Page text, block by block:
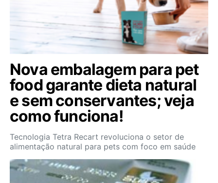
Nova embalagem para pet
food garante dieta natural
e sem conservantes; veja
como funciona!
Tecnologia Tetra Recart revoluciona o setor de
alimentação natural para pets com foco em saúde